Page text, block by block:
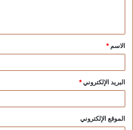
الاسم*
البريد الإلكتروني*
الموقع الإلكتروني